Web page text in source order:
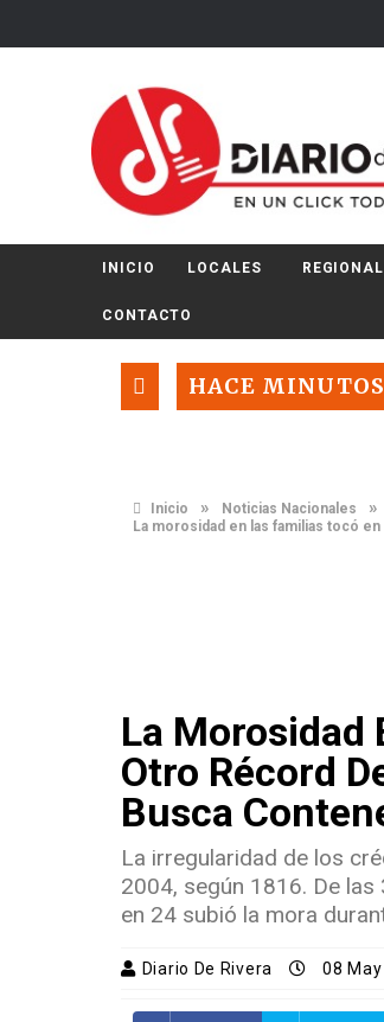
INICIO LOCALES
CONTACTO
HACE MINUTOS
Inicio » Noticias Nacionales »
La morosidad en las familias tocó
La Morosidad
Otro Récord
Busca
La irregularidad de los
2004, según 1816. De
en 24 subió la mora
Diario De Rivera 08